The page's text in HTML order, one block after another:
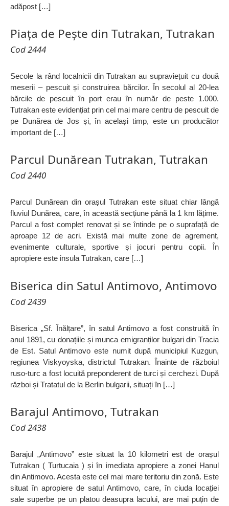
adăpost […]
Piața de Pește din Tutrakan, Tutrakan
Cod 2444
Secole la rând localnicii din Tutrakan au supraviețuit cu două
meserii – pescuit și construirea bărcilor. În secolul al 20-lea
bărcile de pescuit în port erau în număr de peste 1.000.
Tutrakan este evidențiat prin cel mai mare centru de pescuit de
pe Dunărea de Jos și, în același timp, este un producător
important de […]
Parcul Dunărean Tutrakan, Tutrakan
Cod 2440
Parcul Dunărean din orașul Tutrakan este situat chiar lângă
fluviul Dunărea, care, în această secțiune până la 1 km lățime.
Parcul a fost complet renovat și se întinde pe o suprafață de
aproape 12 de acri. Există mai multe zone de agrement,
evenimente culturale, sportive și jocuri pentru copii. În
apropiere este insula Tutrakan, care […]
Biserica din Satul Antimovo, Antimovo
Cod 2439
Biserica „Sf. Înălțare”, în satul Antimovo a fost construită în
anul 1891, cu donațiile și munca emigranților bulgari din Tracia
de Est. Satul Antimovo este numit după municipiul Kuzgun,
regiunea Viskyoyska, districtul Tutrakan. Înainte de războiul
ruso-turc a fost locuită preponderent de turci și cerchezi. După
război și Tratatul de la Berlin bulgarii, situați în […]
Barajul Antimovo, Tutrakan
Cod 2438
Barajul „Antimovo” este situat la 10 kilometri est de orașul
Tutrakan ( Turtucaia ) și în imediata apropiere a zonei Hanul
din Antimovo. Acesta este cel mai mare teritoriu din zonă. Este
situat în apropiere de satul Antimovo, care, în ciuda locației
sale superbe pe un platou deasupra lacului, are mai puțin de